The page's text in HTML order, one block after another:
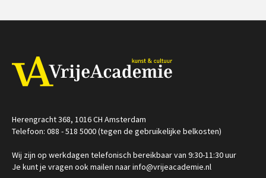
nov
okt
Herengracht 368, 1016 CH Amsterdam
Telefoon: 088 - 518 5000 (tegen de gebruikelijke belkosten)
Wij zijn op werkdagen telefonisch bereikbaar van 9:30-11:30 uur
Je kunt je vragen ook mailen naar info@vrijeacademie.nl